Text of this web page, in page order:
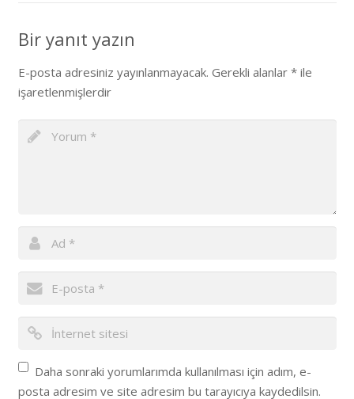
Bir yanıt yazın
E-posta adresiniz yayınlanmayacak. Gerekli alanlar *ile
işaretlenmişlerdir
Daha sonraki yorumlarımda kullanılması için adım, e-
posta adresim ve site adresim bu tarayıcıya kaydedilsin.